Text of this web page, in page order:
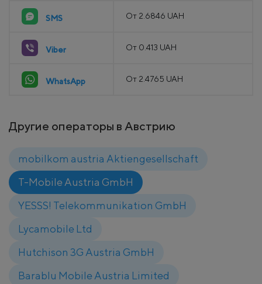
SMS От 2.6846 UAH
Viber От 0.413 UAH
WhatsApp От 2.4765 UAH
Другие операторы в Австрию
mobilkom austria Aktiengesellschaft
T-Mobile Austria GmbH
YESSS! Telekommunikation GmbH
Lycamobile Ltd
Hutchison 3G Austria GmbH
Barablu Mobile Austria Limited